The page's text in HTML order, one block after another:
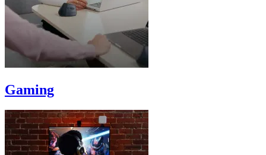
Gaming